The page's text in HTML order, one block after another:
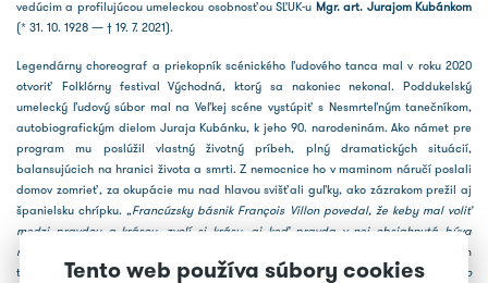
vedúcim a profilujúcou umeleckou osobnosťou SĽUK-u Mgr. art. Jurajom Kubánkom
(* 31. 10. 1928 — † 19. 7. 2021).
Legendárny choreograf a priekopník scénického ľudového tanca mal v roku 2020
otvoriť Folklórny festival Východná, ktorý sa nakoniec nekonal. Poddukelský
umelecký ľudový súbor mal na Veľkej scéne vystúpiť s Nesmrteľným tanečníkom,
autobiografickým dielom Juraja Kubánku, k jeho 90. narodeninám. Ako námet pre
program mu poslúžil vlastný životný príbeh, plný dramatických situácií,
balansujúcich na hranici života a smrti. Z nemocnice ho v maminom náručí poslali
domov zomrieť, za okupácie mu nad hlavou svišťali guľky, ako zázrakom prežil aj
španielsku chrípku. „Francúzsky básnik François Villon povedal, že keby mal voliť
medzi pravdou a krásou, zvolí si krásu, aj keď pravda v nej obsiahnutá býva
niekedy krutá,
“ povedal Juraj Kubánka. A tak je to aj v jeho Nesmrteľnom
tanečníkovi: „Vždy, keď si tanečníka príde zobrať smrtka, múza tanca ho od neho
Tento web používa súbory cookies